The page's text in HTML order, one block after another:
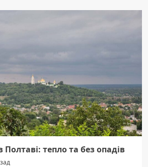
Полтаві: тепло та без опадів